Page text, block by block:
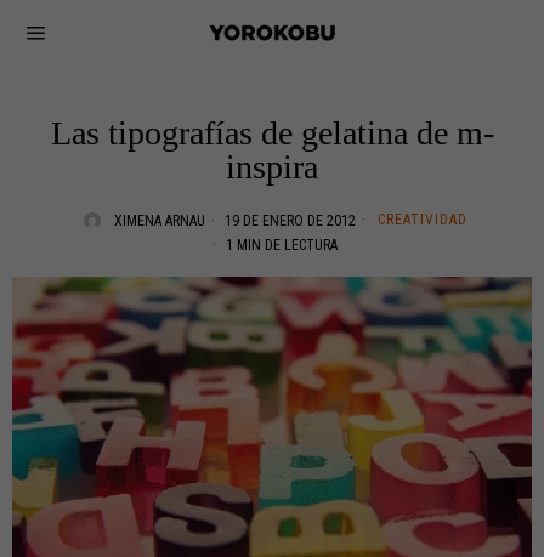
Las tipografías de gelatina de m-
inspira
XIMENA ARNAU 19 DE ENERO DE 2012
CREATIVIDAD
1 MIN DE LECTURA